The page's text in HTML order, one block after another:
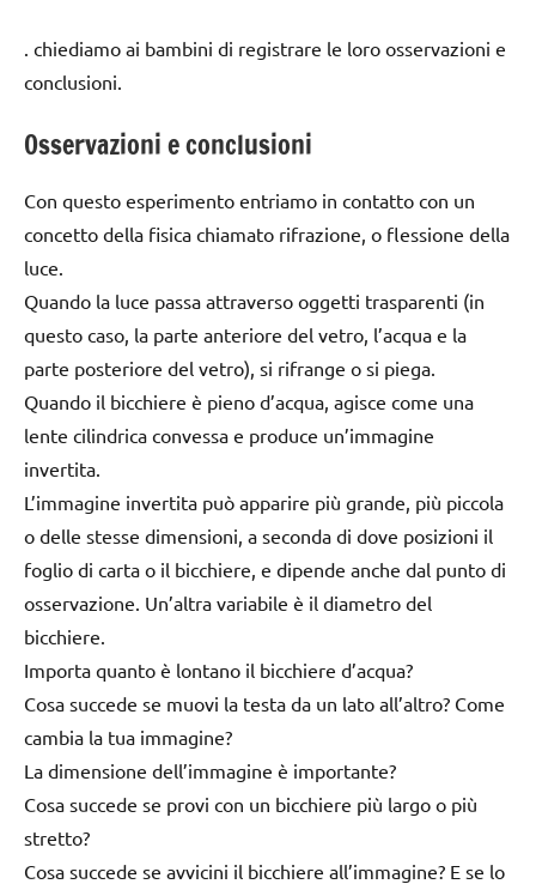
. chiediamo ai bambini di registrare le loro osservazioni e
conclusioni.
Osservazioni e conclusioni
Con questo esperimento entriamo in contatto con un
concetto della fisica chiamato rifrazione, o flessione della
luce.
Quando la luce passa attraverso oggetti trasparenti (in
questo caso, la parte anteriore del vetro, l’acqua e la
parte posteriore del vetro), si rifrange o si piega.
Quando il bicchiere è pieno d’acqua, agisce come una
lente cilindrica convessa e produce un’immagine
invertita.
L’immagine invertita può apparire più grande, più piccola
o delle stesse dimensioni, a seconda di dove posizioni il
foglio di carta o il bicchiere, e dipende anche dal punto di
osservazione. Un’altra variabile è il diametro del
bicchiere.
Importa quanto è lontano il bicchiere d’acqua?
Cosa succede se muovi la testa da un lato all’altro? Come
cambia la tua immagine?
La dimensione dell’immagine è importante?
Cosa succede se provi con un bicchiere più largo o più
stretto?
Cosa succede se avvicini il bicchiere all’immagine? E se lo